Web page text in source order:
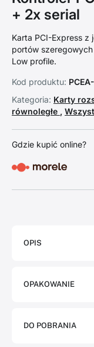
+ 2x serial
Karta PCI-Express z
portów
Low profile.
Kod produktu:
Kategoria: Karty
równoległe ,
Gdzie kupić online?
OPIS
OPAKOWANIE
DO POBRANIA